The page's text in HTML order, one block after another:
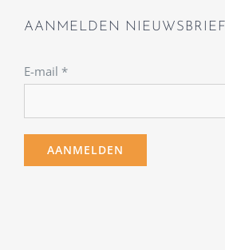
AANMELDEN NIEUWSBRIEF
E-mail *